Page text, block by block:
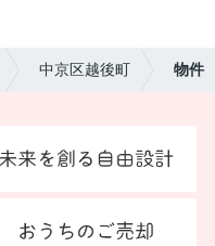
中京区越後町 物件